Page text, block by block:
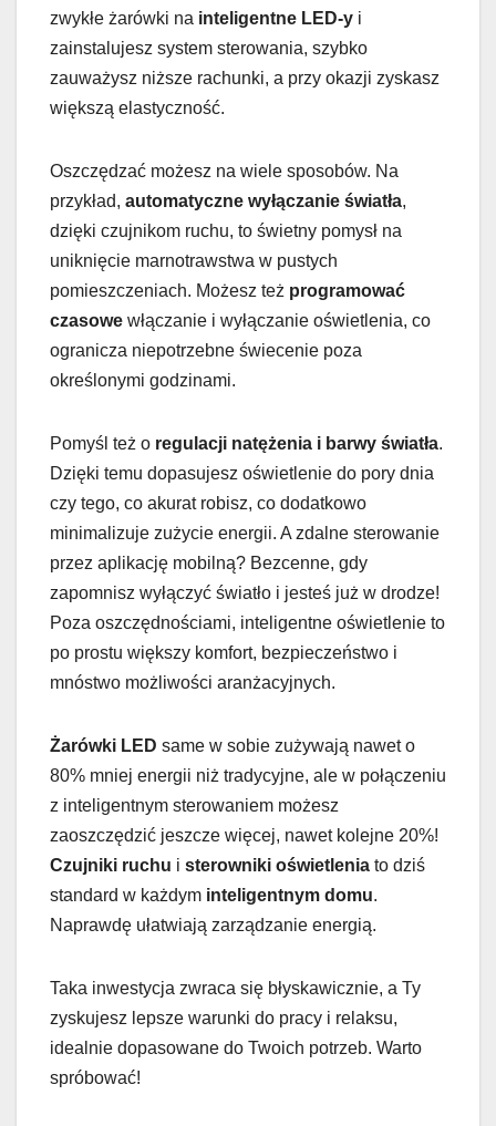
zwykłe żarówki na inteligentne LED-y i
zainstalujesz system sterowania, szybko
zauważysz niższe rachunki, a przy okazji zyskasz
większą elastyczność.
Oszczędzać możesz na wiele sposobów. Na
przykład, automatyczne wyłączanie światła,
dzięki czujnikom ruchu, to świetny pomysł na
uniknięcie marnotrawstwa w pustych
pomieszczeniach. Możesz też programować
czasowe włączanie i wyłączanie oświetlenia, co
ogranicza niepotrzebne świecenie poza
określonymi godzinami.
Pomyśl też o regulacji natężenia i barwy światła.
Dzięki temu dopasujesz oświetlenie do pory dnia
czy tego, co akurat robisz, co dodatkowo
minimalizuje zużycie energii. A zdalne sterowanie
przez aplikację mobilną? Bezcenne, gdy
zapomnisz wyłączyć światło i jesteś już w drodze!
Poza oszczędnościami, inteligentne oświetlenie to
po prostu większy komfort, bezpieczeństwo i
mnóstwo możliwości aranżacyjnych.
Żarówki LED same w sobie zużywają nawet o
80% mniej energii niż tradycyjne, ale w połączeniu
z inteligentnym sterowaniem możesz
zaoszczędzić jeszcze więcej, nawet kolejne 20%!
Czujniki ruchu i sterowniki oświetlenia to dziś
standard w każdym inteligentnym domu.
Naprawdę ułatwiają zarządzanie energią.
Taka inwestycja zwraca się błyskawicznie, a Ty
zyskujesz lepsze warunki do pracy i relaksu,
idealnie dopasowane do Twoich potrzeb. Warto
spróbować!